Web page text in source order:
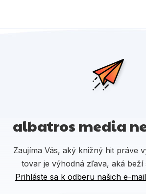
albatros media
Zaujíma Vás, aký knižný hit práve
tovar je výhodná zľava, aká beží
Prihláste sa k odberu našich e-